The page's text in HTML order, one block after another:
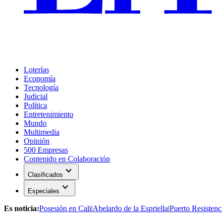
Loterías
Economía
Tecnología
Judicial
Política
Entretenimiento
Mundo
Multimedia
Opinión
500 Empresas
Contenido en Colaboración
Clasificados expand_more
Especiales expand_more
Es noticia:Posesión en Cali|Abelardo de la Espriella|Puerto